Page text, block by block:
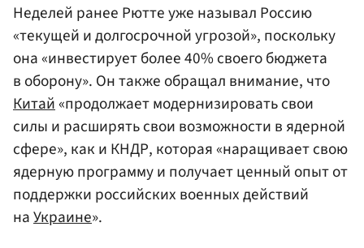
Неделей ранее Рютте уже называл Россию
«текущей и долгосрочной угрозой», поскольку
она «инвестирует более 40% своего бюджета
в оборону». Он также обращал внимание, что
Китай«продолжает модернизировать свои
силы и расширять свои возможности в ядерной
сфере», как и КНДР, которая «наращивает свою
ядерную программу и получает ценный опыт от
поддержки российских военных действий
наУкраине».